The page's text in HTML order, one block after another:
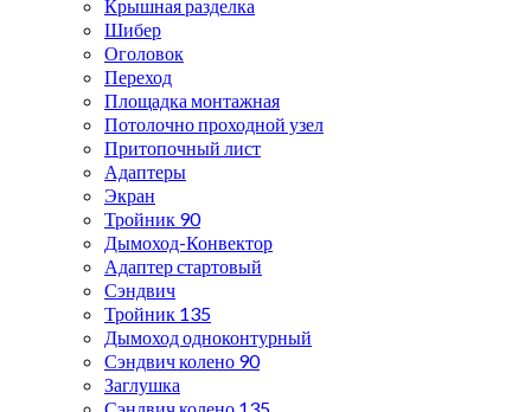
Крышная разделка
Шибер
Оголовок
Переход
Площадка монтажная
Потолочно проходной узел
Притопочный лист
Адаптеры
Экран
Тройник 90
Дымоход-Конвектор
Адаптер стартовый
Сэндвич
Тройник 135
Дымоход одноконтурный
Сэндвич колено 90
Заглушка